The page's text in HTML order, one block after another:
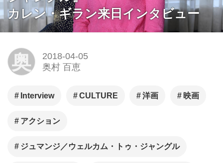
カレン・ギラン来日インタビュー
奥
2018-04-05
奥村 百恵
Interview CULTURE 洋画 映画
アクション
ジュマンジ／ウェルカム・トゥ・ジャングル